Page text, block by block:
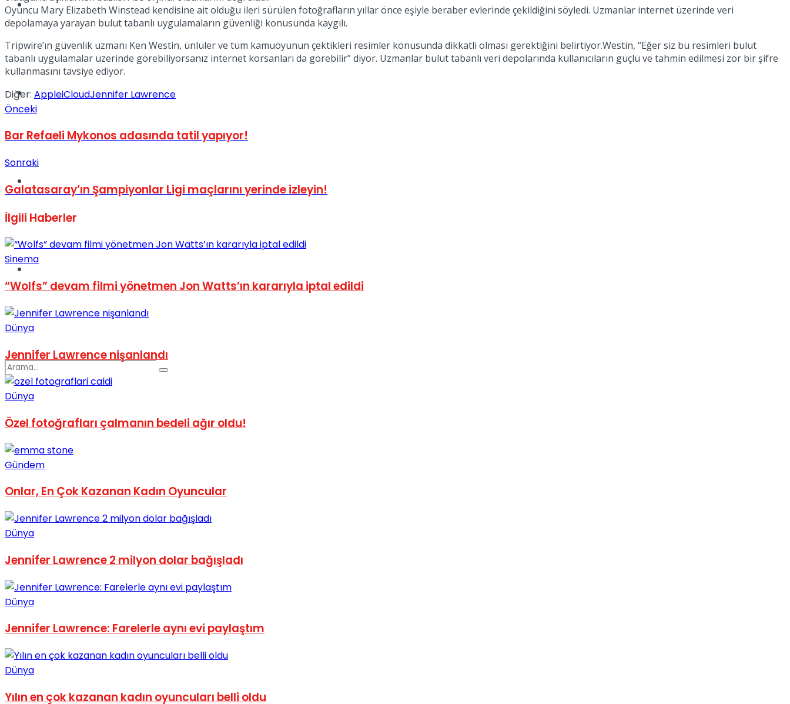
Sinema
Tatil
No Result
View All Result
Oyuncu Mary Elizabeth Winstead kendisine ait olduğu ileri sürülen fotoğrafların yıllar önce eşiyle beraber evlerinde çekildiğini söyledi. Uzmanlar internet üzerinde veri
depolamaya yarayan bulut tabanlı uygulamaların güvenliği konusunda kaygılı.
Tripwire’ın güvenlik uzmanı Ken Westin, ünlüler ve tüm kamuoyunun çektikleri resimler konusunda dikkatli olması gerektiğini belirtiyor.Westin, “Eğer siz bu resimleri bulut
tabanlı uygulamalar üzerinde görebiliyorsanız internet korsanları da görebilir” diyor. Uzmanlar bulut tabanlı veri depolarında kullanıcıların güçlü ve tahmin edilmesi zor bir şifre
kullanmasını tavsiye ediyor.
Diğer: AppleiCloudJennifer Lawrence
Önceki
Bar Refaeli Mykonos adasında tatil yapıyor!
Sonraki
Galatasaray’ın Şampiyonlar Ligi maçlarını yerinde izleyin!
İlgili Haberler
Sinema
“Wolfs” devam filmi yönetmen Jon Watts’ın kararıyla iptal edildi
Dünya
Jennifer Lawrence nişanlandı
Dünya
Özel fotoğrafları çalmanın bedeli ağır oldu!
Gündem
Onlar, En Çok Kazanan Kadın Oyuncular
Dünya
Jennifer Lawrence 2 milyon dolar bağışladı
Dünya
Jennifer Lawrence: Farelerle aynı evi paylaştım
Dünya
Yılın en çok kazanan kadın oyuncuları belli oldu